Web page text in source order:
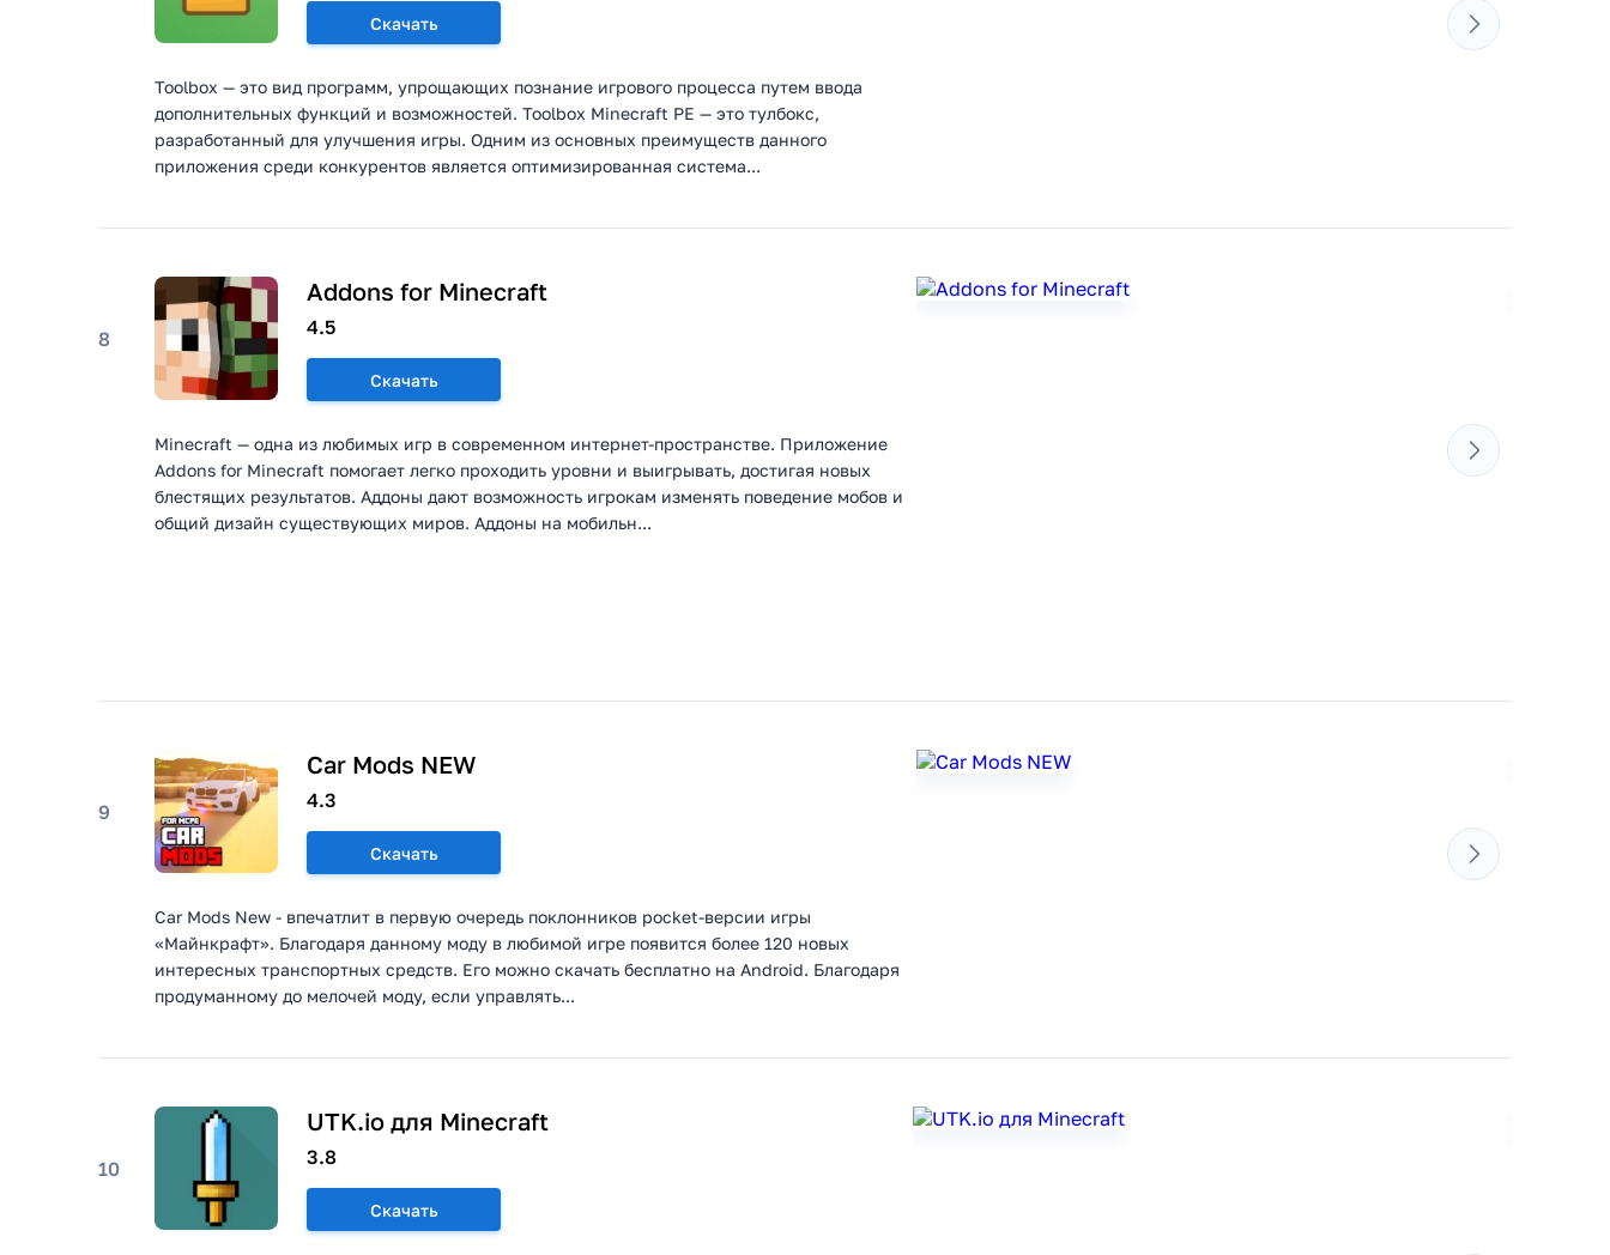
Скачать
Toolbox — это вид программ, упрощающих познание игрового процесса путем ввода
дополнительных функций и возможностей. Toolbox Minecraft PE — это тулбокс,
разработанный для улучшения игры. Одним из основных преимуществ данного
приложения среди конкурентов является оптимизированная система...
8
Addons for Minecraft
4.5
Скачать
Minecraft — одна из любимых игр в современном интернет-пространстве. Приложение
Addons for Minecraft помогает легко проходить уровни и выигрывать, достигая новых
блестящих результатов. Аддоны дают возможность игрокам изменять поведение мобов и
общий дизайн существующих миров. Аддоны на мобильн...
9
Car Mods NEW
4.3
Скачать
Car Mods New - впечатлит в первую очередь поклонников pocket-версии игры
«Майнкрафт». Благодаря данному моду в любимой игре появится более 120 новых
интересных транспортных средств. Его можно скачать бесплатно на Android. Благодаря
продуманному до мелочей моду, если управлять...
10
UTK.io для Minecraft
3.8
Скачать